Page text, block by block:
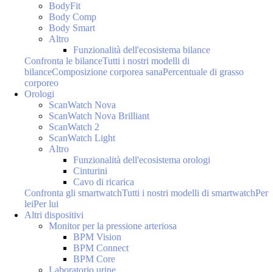
BodyFit
Body Comp
Body Smart
Altro
Funzionalità dell'ecosistema bilance
Confronta le bilanceTutti i nostri modelli di
bilanceComposizione corporea sanaPercentuale di grasso
corporeo
Orologi
ScanWatch Nova
ScanWatch Nova Brilliant
ScanWatch 2
ScanWatch Light
Altro
Funzionalità dell'ecosistema orologi
Cinturini
Cavo di ricarica
Confronta gli smartwatchTutti i nostri modelli di smartwatchPer
leiPer lui
Altri dispositivi
Monitor per la pressione arteriosa
BPM Vision
BPM Connect
BPM Core
Laboratorio urine